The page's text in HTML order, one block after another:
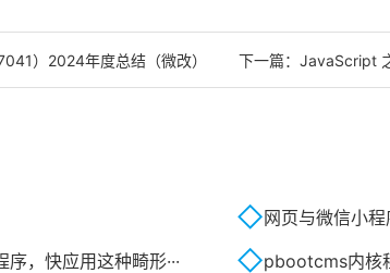
）2024年度总结（微改） 下一篇： JavaScript
网页与微信小
，快应用这种畸形···
pbootcms内核